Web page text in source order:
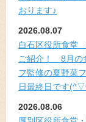
おります♪
2026.08.07
白石区役所食堂
ご紹介！ 8月の
フ監修の夏野菜
日最終日です
2026.08.06